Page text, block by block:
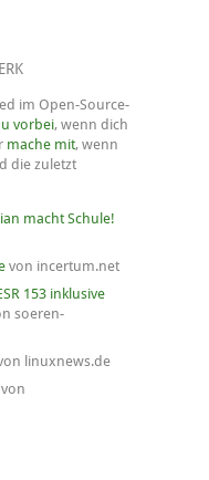
im Open-Source-
vorbei, wenn dich
mache mit, wenn
die zuletzt
macht Schule!
von incertum.net
153 inklusive
soeren-
linuxnews.de